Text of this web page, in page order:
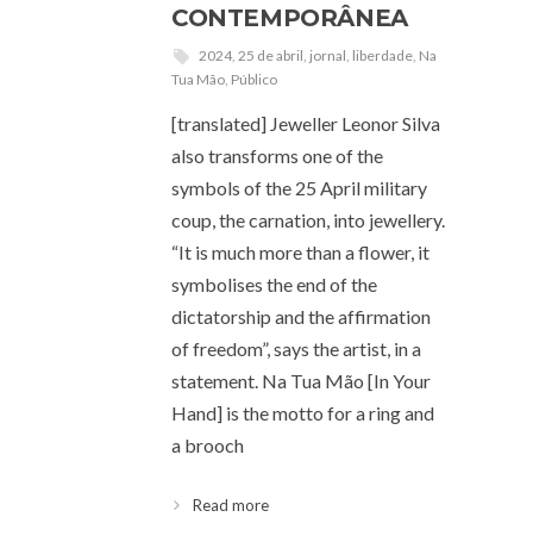
CONTEMPORÂNEA
2024, 25 de abril, jornal, liberdade, Na
Tua Mão, Público
[translated] Jeweller Leonor Silva
also transforms one of the
symbols of the 25 April military
coup, the carnation, into jewellery.
“It is much more than a flower, it
symbolises the end of the
dictatorship and the affirmation
of freedom”, says the artist, in a
statement. Na Tua Mão [In Your
Hand] is the motto for a ring and
a brooch
Read more